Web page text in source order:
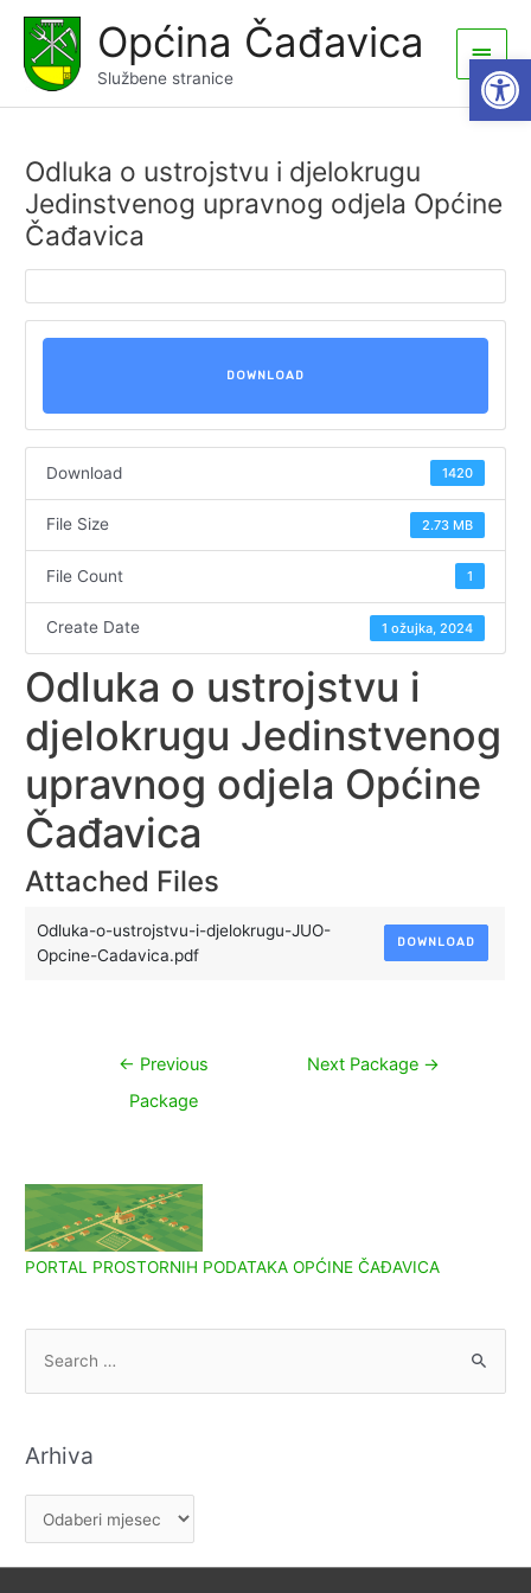
content
Općina Čađavica
Službene stranice
Main
Menu
Odluka o ustrojstvu i djelokrugu
Jedinstvenog upravnog odjela Općine
Čađavica
DOWNLOAD
Download 1420
File Size 2.73 MB
File Count 1
Create Date 1 ožujka, 2024
Odluka o ustrojstvu i
djelokrugu Jedinstvenog
upravnog odjela Općine
Čađavica
Attached Files
Odluka-o-ustrojstvu-i-djelokrugu-JUO-
Opcine-Cadavica.pdf
DOWNLOAD
Navigacija
← Previous
Package
Next Package →
PORTAL PROSTORNIH PODATAKA OPĆINE ČAĐAVICA
o
Arhiva
r
h